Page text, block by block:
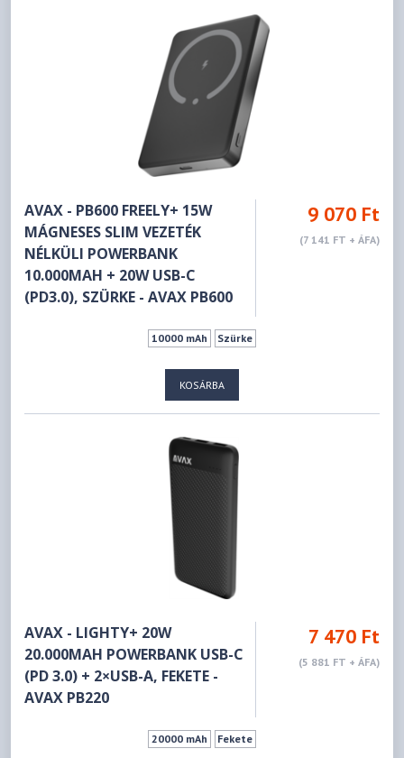
AVAX - PB600 FREELY+ 15W
MÁGNESES SLIM VEZETÉK
NÉLKÜLI POWERBANK
10.000MAH + 20W USB-C
(PD3.0), SZÜRKE - AVAX PB600
9 070 Ft
(7 141 FT + ÁFA)
10000 mAh Szürke
KOSÁRBA
AVAX - LIGHTY+ 20W
20.000MAH POWERBANK USB-C
(PD 3.0) + 2×USB-A, FEKETE -
AVAX PB220
7 470 Ft
(5 881 FT + ÁFA)
20000 mAh Fekete